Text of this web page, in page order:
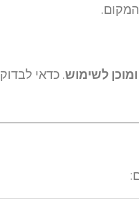
לשימוש. כדאי